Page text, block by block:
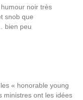
noir très
snob que
bien peu
« honorable young
ministres ont les idées